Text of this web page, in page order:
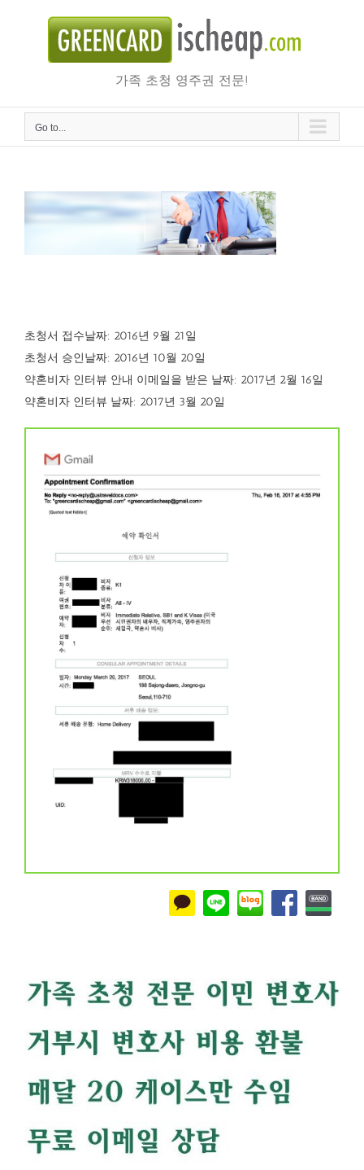
가족 초청 영주권 전문!
Go to...
초청서 접수날짜: 2016년 9월 21일
초청서 승인날짜: 2016년 10월 20일
약혼비자 인터뷰 안내 이메일을 받은 날짜: 2017년 2월 16일
약혼비자 인터뷰 날짜: 2017년 3월 20일